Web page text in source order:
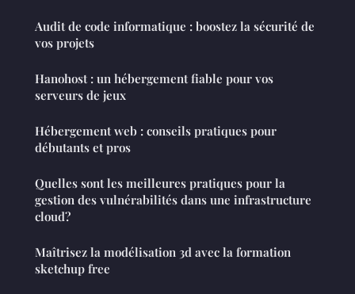
Audit de code informatique : boostez la sécurité de
vos projets
Hanohost : un hébergement fiable pour vos
serveurs de jeux
Hébergement web : conseils pratiques pour
débutants et pros
Quelles sont les meilleures pratiques pour la
gestion des vulnérabilités dans une infrastructure
cloud?
Maîtrisez la modélisation 3d avec la formation
sketchup free